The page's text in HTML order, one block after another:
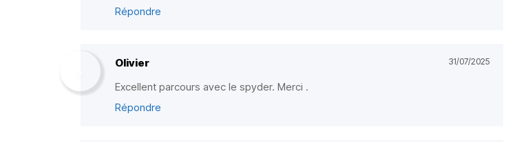
Répondre
Olivier 31/07/2025
Excellent parcours avec le spyder. Merci .
Répondre